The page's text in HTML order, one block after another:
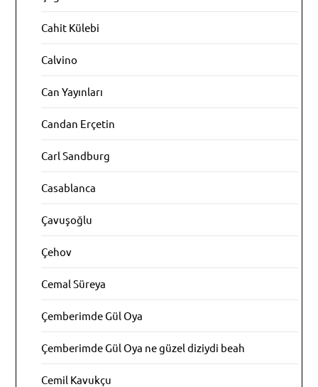
Cahit Külebi
Calvino
Can Yayınları
Candan Erçetin
Carl Sandburg
Casablanca
Çavuşoğlu
Çehov
Cemal Süreya
Çemberimde Gül Oya
Çemberimde Gül Oya ne güzel diziydi beah
Cemil Kavukçu